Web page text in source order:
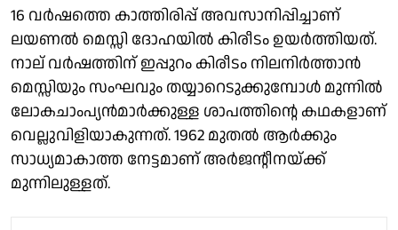
16 വർഷത്തെ കാത്തിരിപ്പ് അവസാനിപ്പിച്ചാണ്
ലയണൽ മെസ്സി ദോഹയിൽ കിരീടം ഉയർത്തിയത്.
നാല് വർഷത്തിന് ഇപ്പുറം കിരീടം നിലനിർത്താൻ
മെസ്സിയും സംഘവും തയ്യാറെടുക്കുമ്പോൾ മുന്നിൽ
ലോകചാംപ്യൻമാർക്കുള്ള ശാപത്തിൻ്റെ കഥകളാണ്
വെല്ലുവിളിയാകുന്നത്. 1962 മുതൽ ആർക്കും
സാധ്യമാകാത്ത നേട്ടമാണ് അർജൻ്റീനയ്ക്ക്
മുന്നിലുള്ളത്.